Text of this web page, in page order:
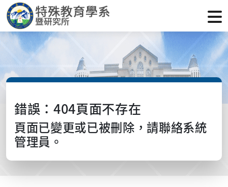
錯誤：404頁面不存在
頁面已變更或已被刪除，請聯絡系統
管理員。